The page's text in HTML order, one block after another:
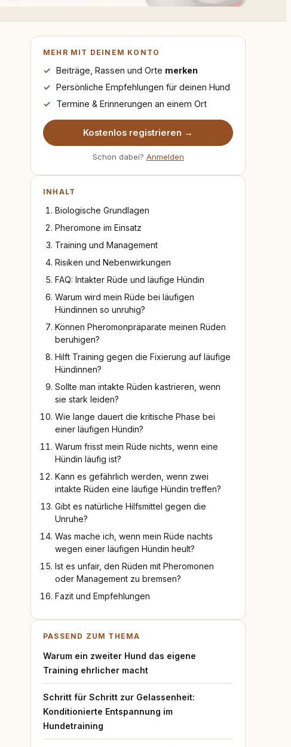
MEHR MIT DEINEM KONTO
Beiträge, Rassen und Orte merken
Persönliche Empfehlungen für deinen Hund
Termine & Erinnerungen an einem Ort
Kostenlos registrieren →
Schon dabei? Anmelden
INHALT
Biologische Grundlagen
Pheromone im Einsatz
Training und Management
Risiken und Nebenwirkungen
FAQ: Intakter Rüde und läufige Hündin
Warum wird mein Rüde bei läufigen
Hündinnen so unruhig?
Können Pheromonpräparate meinen Rüden
beruhigen?
Hilft Training gegen die Fixierung auf läufige
Hündinnen?
Sollte man intakte Rüden kastrieren, wenn
sie stark leiden?
Wie lange dauert die kritische Phase bei
einer läufigen Hündin?
Warum frisst mein Rüde nichts, wenn eine
Hündin läufig ist?
Kann es gefährlich werden, wenn zwei
intakte Rüden eine läufige Hündin treffen?
Gibt es natürliche Hilfsmittel gegen die
Unruhe?
Was mache ich, wenn mein Rüde nachts
wegen einer läufigen Hündin heult?
Ist es unfair, den Rüden mit Pheromonen
oder Management zu bremsen?
Fazit und Empfehlungen
PASSEND ZUM THEMA
Warum ein zweiter Hund das eigene
Training ehrlicher macht
Schritt für Schritt zur Gelassenheit:
Konditionierte Entspannung im
Hundetraining